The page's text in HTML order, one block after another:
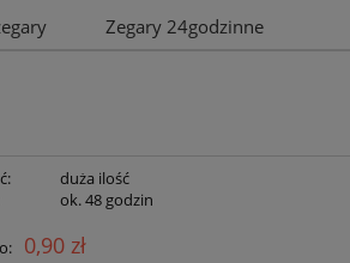
Zegary 24godzinne
duża ilość
ok. 48 godzin
0,90 zł